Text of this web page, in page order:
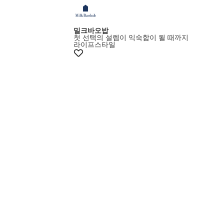
밀크바오밥
첫 선택의 설렘이 익숙함이 될 때까지
라이프스타일